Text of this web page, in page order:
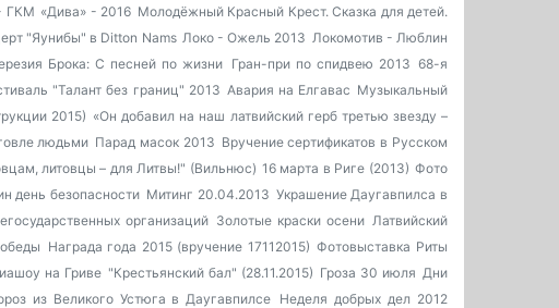
ГКМ «Дива» - 2016 Молодёжный Красный Крест. Сказка для детей.
"Яунибы" в Ditton Nams Локо - Ожель 2013 Локомотив - Люблин
Брока: С песней по жизни Гран-при по спидвею 2013 68-я
"Талант без границ" 2013 Авария на Елгавас Музыкальный
2015) «Он добавил на наш латвийский герб третью звезду –
людьми Парад масок 2013 Вручение сертификатов в Русском
литовцы – для Литвы!" (Вильнюс) 16 марта в Риге (2013) Фото
день безопасности Митинг 20.04.2013 Украшение Даугавпилса в
организаций Золотые краски осени Латвийский
Награда года 2015 (вручение 17112015) Фотовыставка Риты
на Гриве "Крестьянский бал" (28.11.2015) Гроза 30 июля Дни
из Великого Устюга в Даугавпилсе Неделя добрых дел 2012